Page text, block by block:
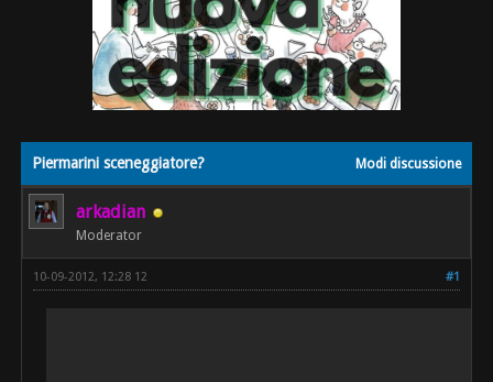
Modi discussione
Piermarini sceneggiatore?
arkadian
Moderator
#1
10-09-2012, 12:28 12